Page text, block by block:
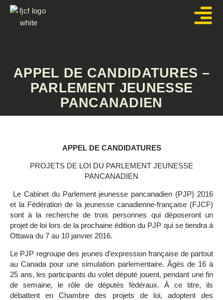
Aller
APPEL DE CANDIDATURES –
PARLEMENT JEUNESSE
PANCANADIEN
APPEL DE CANDIDATURES
PROJETS DE LOI DU PARLEMENT JEUNESSE
PANCANADIEN
Le Cabinet du Parlement jeunesse pancanadien (PJP) 2016
et la Fédération de la jeunesse canadienne-française (FJCF)
sont à la recherche de trois personnes qui déposeront un
projet de loi lors de la prochaine édition du PJP qui se tiendra à
Ottawa du 7 au 10 janvier 2016.
Le PJP regroupe des jeunes d’expression française de partout
au Canada pour une simulation parlementaire. Âgés de 16 à
25 ans, les participants du volet député jouent, pendant une fin
de semaine, le rôle de députés fédéraux. À ce titre, ils
débattent en Chambre des projets de loi, adoptent des